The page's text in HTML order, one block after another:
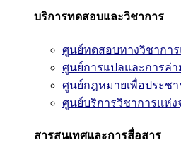
บริการทดสอบและวิชาการ
ศูนย์ทดสอบทางวิชากา
ศูนย์การแปลและการล่า
ศูนย์กฎหมายเพื่อประช
ศูนย์บริการวิชาการแห่
สารสนเทศและการสื่อสาร